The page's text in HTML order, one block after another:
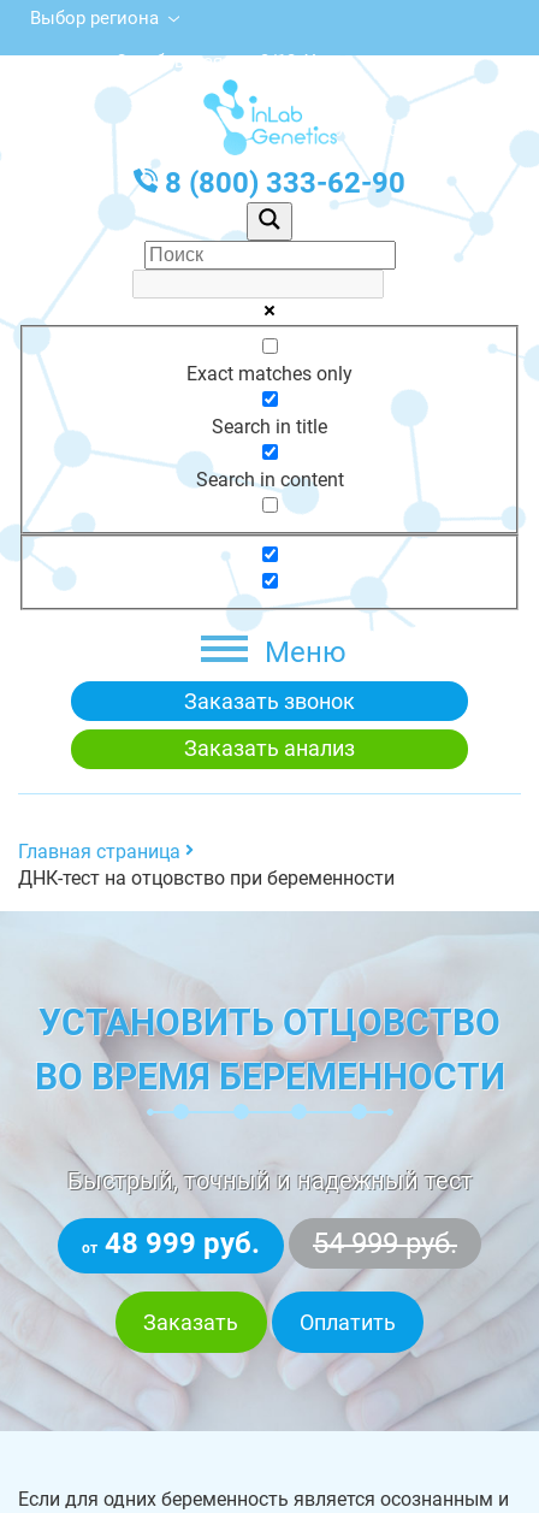
Выбор региона
Октябрьская ул., 3/12, Углич
с 10:00 до 20:00
График работы: Пн-Пт с 10:00 до 20:00
8 (800) 333-62-90
Exact matches only
Search in title
Search in content
Меню
Заказать звонок
Заказать анализ
Главная страница
ДНК-тест на отцовство при беременности
УСТАНОВИТЬ ОТЦОВСТВО
ВО ВРЕМЯ БЕРЕМЕННОСТИ
Быстрый, точный и надежный тест
от 48 999 руб. 54 999 руб.
Заказать Оплатить
Если для одних беременность является осознанным и